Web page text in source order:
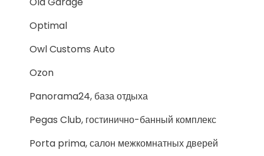
Optimal
Owl Customs Auto
Ozon
Panorama24, база отдыха
Pegas Club, гостинично-банный комплекс
Porta prima, салон межкомнатных дверей